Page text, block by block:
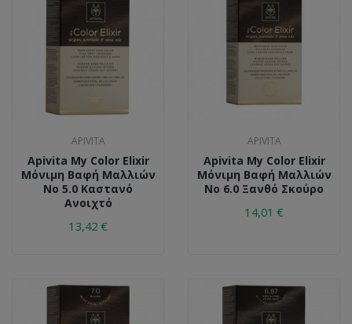
APIVITA
Apivita My Color Elixir
Μόνιμη Βαφή Μαλλιών
No 5.0 Καστανό
Ανοιχτό
13,42 €
APIVITA
Apivita My Color Elixir
Μόνιμη Βαφή Μαλλιών
No 6.0 Ξανθό Σκούρο
14,01 €